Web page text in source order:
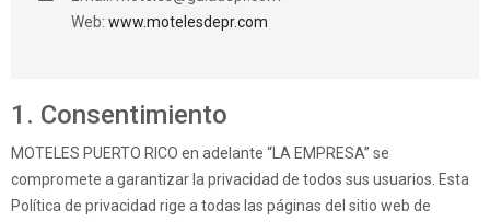
Web: www.motelesdepr.com
1. Consentimiento
MOTELES PUERTO RICO en adelante “LA EMPRESA” se
compromete a garantizar la privacidad de todos sus usuarios. Esta
Política de privacidad rige a todas las páginas del sitio web de